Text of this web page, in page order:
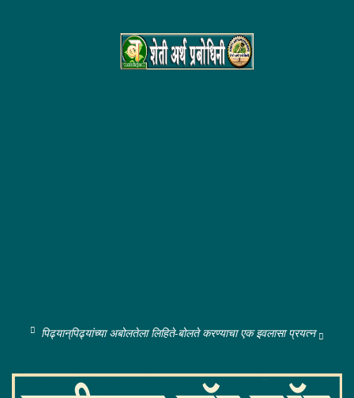
पिढ्यान्‌पिढ्यांच्या अबोलतेला लिहिते-बोलते करण्याचा एक इवलासा प्रयत्न